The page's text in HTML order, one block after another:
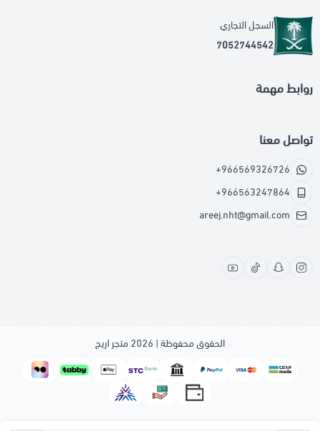
السجل التجاري
7052744542
روابط مهمة
تواصل معنا
+966569326726
+966563247864
areej.nht@gmail.com
الحقوق محفوظة | 2026 متجر اريج